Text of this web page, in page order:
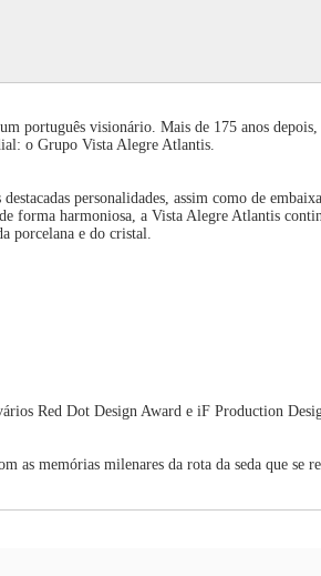
português visionário. Mais de 175 anos
o Grupo Vista Alegre Atlantis.
personalidades, assim como de
forma harmoniosa, a Vista Alegre Atlantis
porcelana e do cristal.
Red Dot Design Award e iF Production
memórias milenares da rota da seda que se